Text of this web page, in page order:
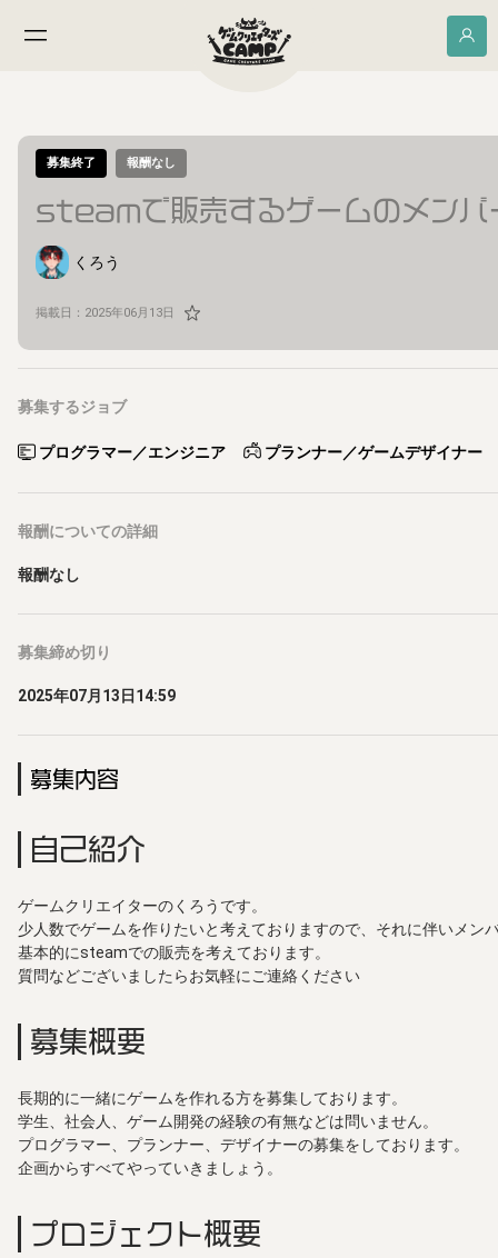
募集終了 報酬なし
steamで販売するゲームのメンバ
くろう
掲載日： 2025年06月13日
募集するジョブ
プログラマー／エンジニア プランナー／ゲームデザイナー
報酬についての詳細
報酬なし
募集締め切り
2025年07月13日14:59
募集内容
自己紹介
ゲームクリエイターのくろうです。
少人数でゲームを作りたいと考えておりますので、それに伴いメン
基本的にsteamでの販売を考えております。
質問などございましたらお気軽にご連絡ください
募集概要
長期的に一緒にゲームを作れる方を募集しております。
学生、社会人、ゲーム開発の経験の有無などは問いません。
プログラマー、プランナー、デザイナーの募集をしております。
企画からすべてやっていきましょう。
プロジェクト概要